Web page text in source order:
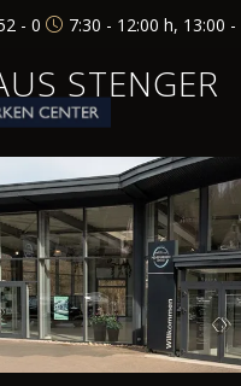
- 0 7:30 - 12:00 h, 13:00
STENGER